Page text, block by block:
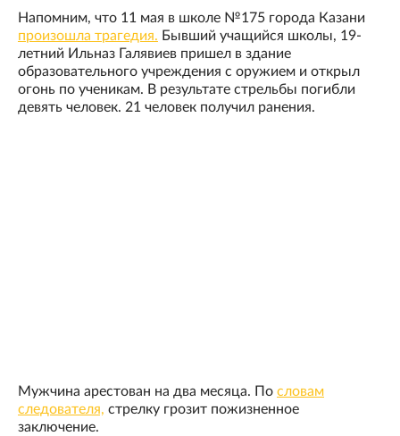
Напомним, что 11 мая в школе №175 города Казани
произошла трагедия. Бывший учащийся школы, 19-
летний Ильназ Галявиев пришел в здание
образовательного учреждения с оружием и открыл
огонь по ученикам. В результате стрельбы погибли
девять человек. 21 человек получил ранения.
Мужчина арестован на два месяца. По словам
следователя, стрелку грозит пожизненное
заключение.